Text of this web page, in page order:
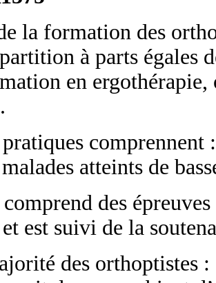
la formation des
à parts égales
en
atteints de
des
est suivi de la
des orthoptistes